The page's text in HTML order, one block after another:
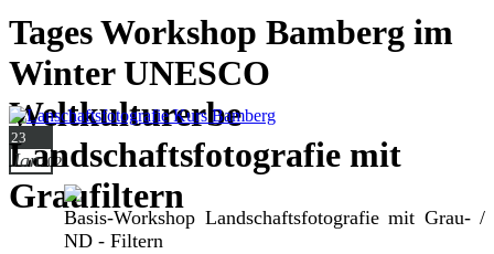
Tages Workshop Bamberg im
Winter UNESCO
Weltkulturerbe
Landschaftsfotografie mit
Graufiltern
23
Jan2021
Basis-Workshop Landschaftsfotografie mit Grau- /
ND - Filtern